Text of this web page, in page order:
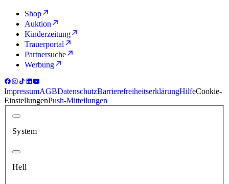
Shop
Auktion
Kinderzeitung
Trauerportal
Partnersuche
Werbung
ImpressumAGBDatenschutzBarrierefreiheitserklärungHilfeCookie-
EinstellungenPush-Mitteilungen
System
Hell